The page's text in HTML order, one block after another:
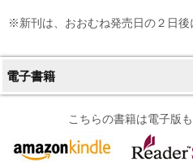
※新刊は、おおむね発売日の２日後
電子書籍
こちらの書籍は電子版